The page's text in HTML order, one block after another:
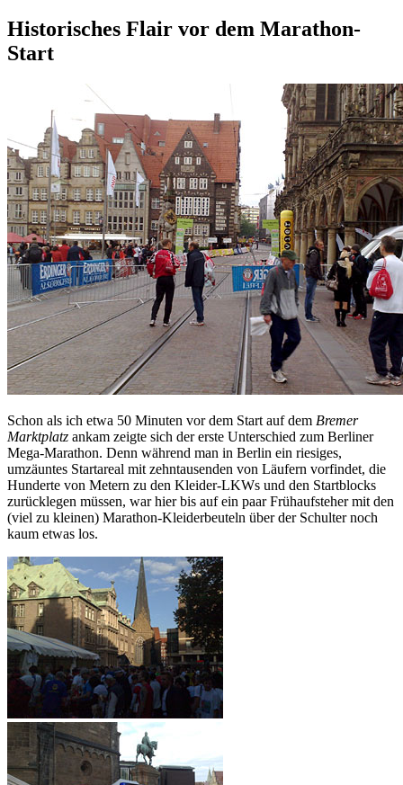
Historisches Flair vor dem Marathon-
Start
Schon als ich etwa 50 Minuten vor dem Start auf dem Bremer
Marktplatz ankam zeigte sich der erste Unterschied zum Berliner
Mega-Marathon. Denn während man in Berlin ein riesiges,
umzäuntes Startareal mit zehntausenden von Läufern vorfindet, die
Hunderte von Metern zu den Kleider-LKWs und den Startblocks
zurücklegen müssen, war hier bis auf ein paar Frühaufsteher mit den
(viel zu kleinen) Marathon-Kleiderbeuteln über der Schulter noch
kaum etwas los.